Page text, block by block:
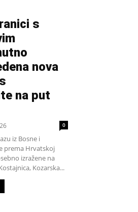
s
nova
na put
0
iz Bosne i
prema Hrvatskoj
izražene na
Kozarska...